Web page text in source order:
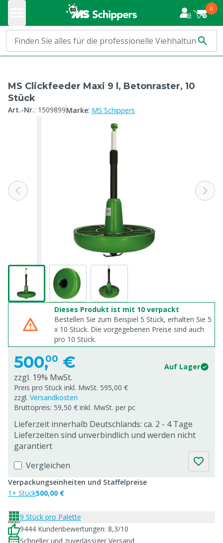
0
MS Clickfeeder Maxi 9 l, Betonraster, 10
Stück
Art.-Nr.: 1509899Marke: MS Schippers
Dieses Produkt ist mit 10 verpackt
Bestellen Sie zum Beispiel 5 Stück, erhalten Sie 5
x 10 Stück. Die vorgegebenen Preise sind auch
pro 10 Stück.
500,00 € Auf Lager
zzgl. 19% MwSt.
Preis pro Stück inkl. MwSt. 595,00 €
zzgl. Versandkosten
Bruttopreis: 59,50 € inkl. MwSt. per pc
Lieferzeit innerhalb Deutschlands: ca. 2 - 4 Tage
Lieferzeiten sind unverbindlich und werden nicht
garantiert
Vergleichen
Verpackungseinheiten und Staffelpreise
1+ Stück500,00 €
9 Stück pro Palette
9444 Kundenbewertungen: 8,3/10
Schneller und zuverlässiger Versand